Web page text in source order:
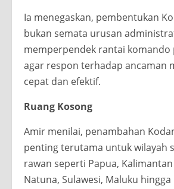
Ia menegaskan, pembentukan
bukan semata urusan
memperpendek rantai komando
agar respon terhadap ancaman
cepat dan efektif.
Ruang Kosong
Amir menilai, penambahan
penting terutama untuk wilayah
rawan seperti Papua,
Natuna, Sulawesi, Maluku